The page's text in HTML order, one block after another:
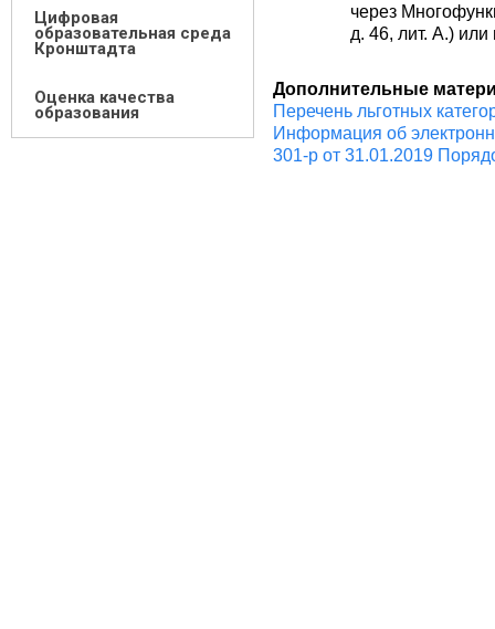
Цифровая
образовательная среда
Кронштадта
Оценка качества
образования
через
д. 46, лит. А.)
Дополнительные
Перечень льготных
Информация об
301-р от 31.01.2019